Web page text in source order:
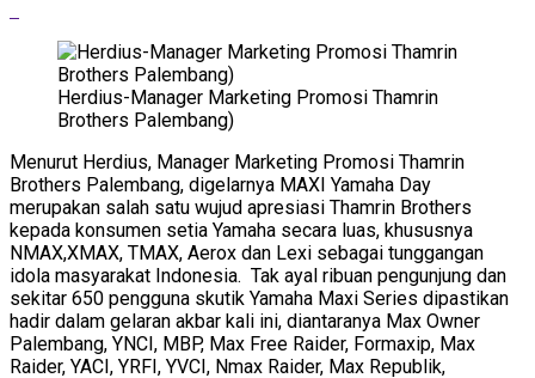
Herdius-Manager Marketing Promosi Thamrin
Brothers Palembang)
Menurut Herdius, Manager Marketing Promosi Thamrin
Brothers Palembang, digelarnya MAXI Yamaha Day
merupakan salah satu wujud apresiasi Thamrin Brothers
kepada konsumen setia Yamaha secara luas, khususnya
NMAX,XMAX, TMAX, Aerox dan Lexi sebagai tunggangan
idola masyarakat Indonesia. Tak ayal ribuan pengunjung dan
sekitar 650 pengguna skutik Yamaha Maxi Series dipastikan
hadir dalam gelaran akbar kali ini, diantaranya Max Owner
Palembang, YNCI, MBP, Max Free Raider, Formaxip, Max
Raider, YACI, YRFI, YVCI, Nmax Raider, Max Republik,